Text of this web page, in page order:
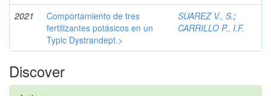
2021
Comportamiento de tres
fertilizantes potásicos en un
Typic Dystrandept.>
SUAREZ V., S.;
CARRILLO P., I.F.
Discover